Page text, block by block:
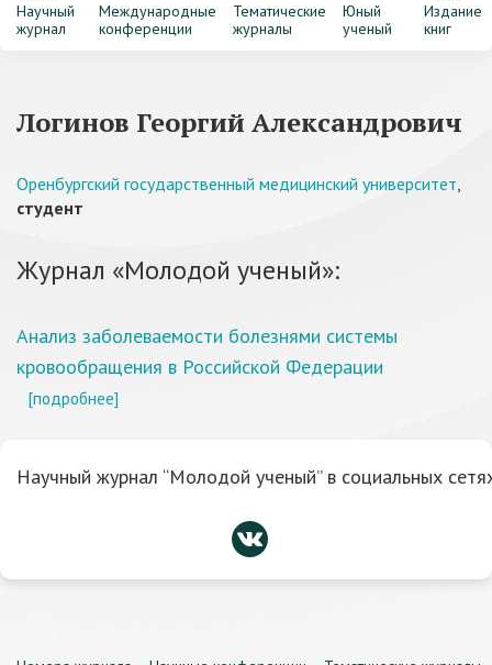
Научный
журнал
Международные
конференции
Тематические
журналы
Юный
ученый
Издание
книг
Логинов Георгий Александрович
Оренбургский государственный медицинский университет,
студент
Журнал «Молодой ученый»:
Анализ заболеваемости болезнями системы
кровообращения в Российской Федерации
[подробнее]
Научный журнал “Молодой ученый” в социальных